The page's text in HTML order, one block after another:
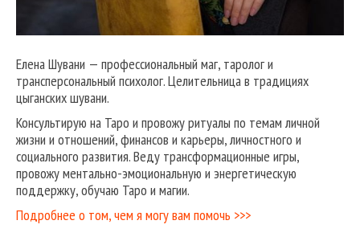
Елена Шувани — профессиональный маг, таролог и
трансперсональный психолог. Целительница в традициях
цыганских шувани.
Консультирую на Таро и провожу ритуалы по темам личной
жизни и отношений, финансов и карьеры, личностного и
социального развития. Веду трансформационные игры,
провожу ментально-эмоциональную и энергетическую
поддержку, обучаю Таро и магии.
Подробнее о том, чем я могу вам помочь >>>